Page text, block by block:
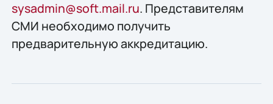
sysadmin@soft.mail.ru. Представителям
СМИ необходимо получить
предварительную аккредитацию.